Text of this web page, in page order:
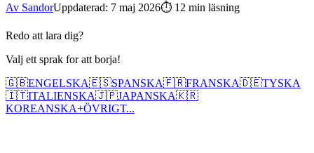
Av SandorUppdaterad: 7 maj 2026⏱ 12 min läsning
Redo att lara dig?
Valj ett sprak for att borja!
🇬🇧ENGELSKA🇪🇸SPANSKA🇫🇷FRANSKA🇩🇪TYSKA
🇮🇹ITALIENSKA🇯🇵JAPANSKA🇰🇷
KOREANSKA+ÖVRIGT...